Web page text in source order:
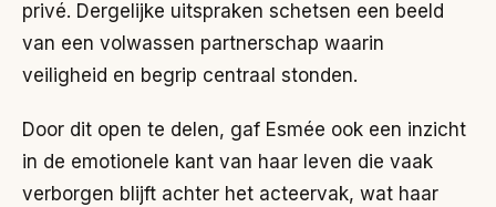
privé. Dergelijke uitspraken schetsen een beeld
van een volwassen partnerschap waarin
veiligheid en begrip centraal stonden.
Door dit open te delen, gaf Esmée ook een inzicht
in de emotionele kant van haar leven die vaak
verborgen blijft achter het acteervak, wat haar